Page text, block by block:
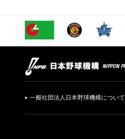
一般社団法人日本野球機構について